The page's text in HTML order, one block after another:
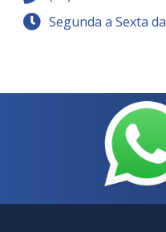
Segunda a Sexta